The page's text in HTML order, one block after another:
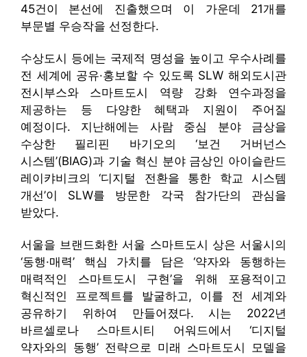
45건이 본선에 진출했으며 이 가운데 21개를
부문별 우승작을 선정한다.
수상도시 등에는 국제적 명성을 높이고 우수사례를
전 세계에 공유·홍보할 수 있도록 SLW 해외도시관
전시부스와 스마트도시 역량 강화 연수과정을
제공하는 등 다양한 혜택과 지원이 주어질
예정이다. 지난해에는 사람 중심 분야 금상을
수상한 필리핀 바기오의 ‘보건 거버넌스
시스템’(BIAG)과 기술 혁신 분야 금상인 아이슬란드
레이캬비크의 ‘디지털 전환을 통한 학교 시스템
개선’이 SLW를 방문한 각국 참가단의 관심을
받았다.
서울을 브랜드화한 서울 스마트도시 상은 서울시의
‘동행·매력’ 핵심 가치를 담은 ‘약자와 동행하는
매력적인 스마트도시 구현’을 위해 포용적이고
혁신적인 프로젝트를 발굴하고, 이를 전 세계와
공유하기 위하여 만들어졌다. 시는 2022년
바르셀로나 스마트시티 어워드에서 ‘디지털
약자와의 동행’ 전략으로 미래 스마트도시 모델을